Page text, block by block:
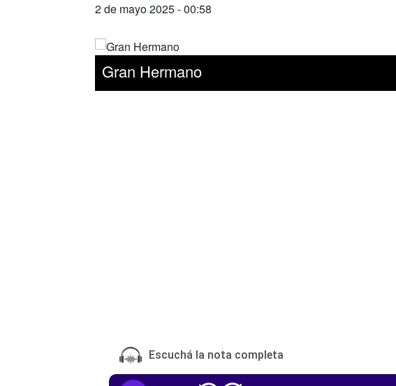
2 de mayo 2025 - 00:58
Gran Hermano
Escuchá la nota completa